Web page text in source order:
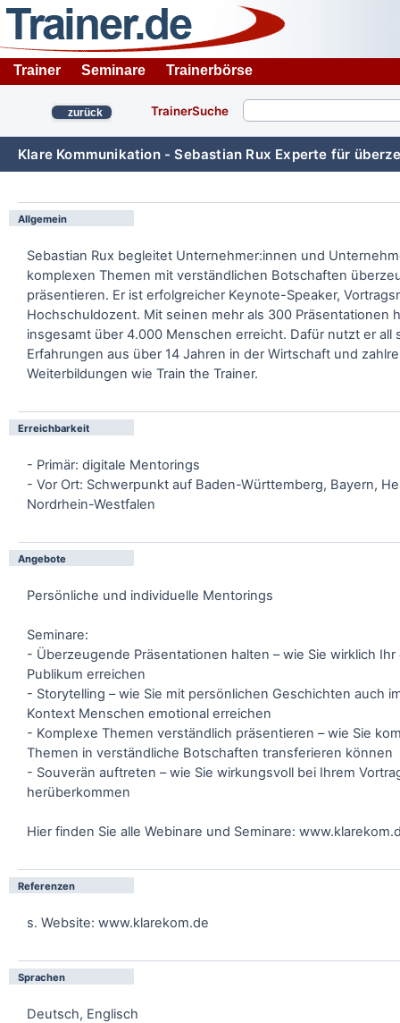
Trainer Seminare Trainerbörse
zurück TrainerSuche
Klare Kommunikation - Sebastian Rux Experte für
Allgemein
Sebastian Rux begleitet Unternehmer:innen und
komplexen Themen mit verständlichen Botschaften
präsentieren. Er ist erfolgreicher Keynote-Speaker,
Hochschuldozent. Mit seinen mehr als 300 Präsentationen
insgesamt über 4.000 Menschen erreicht. Dafür nutzt er all
Erfahrungen aus über 14 Jahren in der Wirtschaft und
Weiterbildungen wie Train the Trainer.
Erreichbarkeit
- Primär: digitale Mentorings
- Vor Ort: Schwerpunkt auf Baden-Württemberg, Bayern,
Nordrhein-Westfalen
Angebote
Persönliche und individuelle Mentorings
Seminare:
- Überzeugende Präsentationen halten – wie Sie wirklich
Publikum erreichen
- Storytelling – wie Sie mit persönlichen Geschichten auch
Kontext Menschen emotional erreichen
- Komplexe Themen verständlich präsentieren – wie Sie
Themen in verständliche Botschaften transferieren können
- Souverän auftreten – wie Sie wirkungsvoll bei Ihrem
herüberkommen
Hier finden Sie alle Webinare und Seminare:
Referenzen
s. Website: www.klarekom.de
Sprachen
Deutsch, Englisch